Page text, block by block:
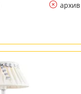
архив